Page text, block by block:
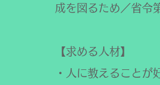
成を図るため／省令
【求める人材】
・人に教えることが